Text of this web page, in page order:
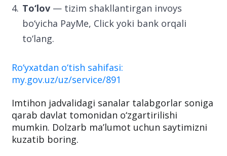
To‘lov — tizim shakllantirgan invoys
bo‘yicha PayMe, Click yoki bank orqali
to‘lang.
Ro‘yxatdan o‘tish sahifasi:
my.gov.uz/uz/service/891
Imtihon jadvalidagi sanalar talabgorlar soniga
qarab davlat tomonidan o‘zgartirilishi
mumkin. Dolzarb ma’lumot uchun saytimizni
kuzatib boring.